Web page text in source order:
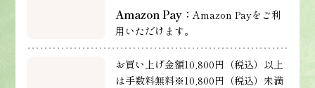
Amazon Pay： Amazon Payをご利
用いただけます。
お買い上げ金額10,800円（税込）以上
は手数料無料※10,800円（税込）未満